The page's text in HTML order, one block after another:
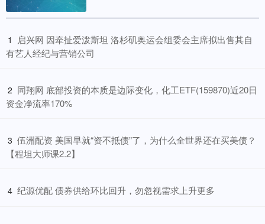
1
​启兴网 因牵扯爱泼斯坦 洛杉矶奥运会组委会主席拟出售其自
有艺人经纪与营销公司
2 ​同翔网 底部投资的本质是边际变化，化工ETF(159870)近20日
资金净流率170%
3 ​伍洲配资 美国早就“资不抵债”了，为什么全世界还在买美债？
【程坦大师课2.2】
4 ​纪源优配 债券供给环比回升，勿忽视需求上升更多